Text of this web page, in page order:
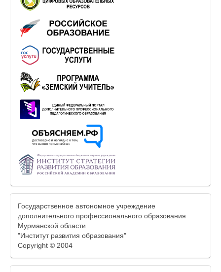
Государственное автономное учреждение
дополнительного профессионального образования
Мурманской области
"Институт развития образования"
Copyright © 2004